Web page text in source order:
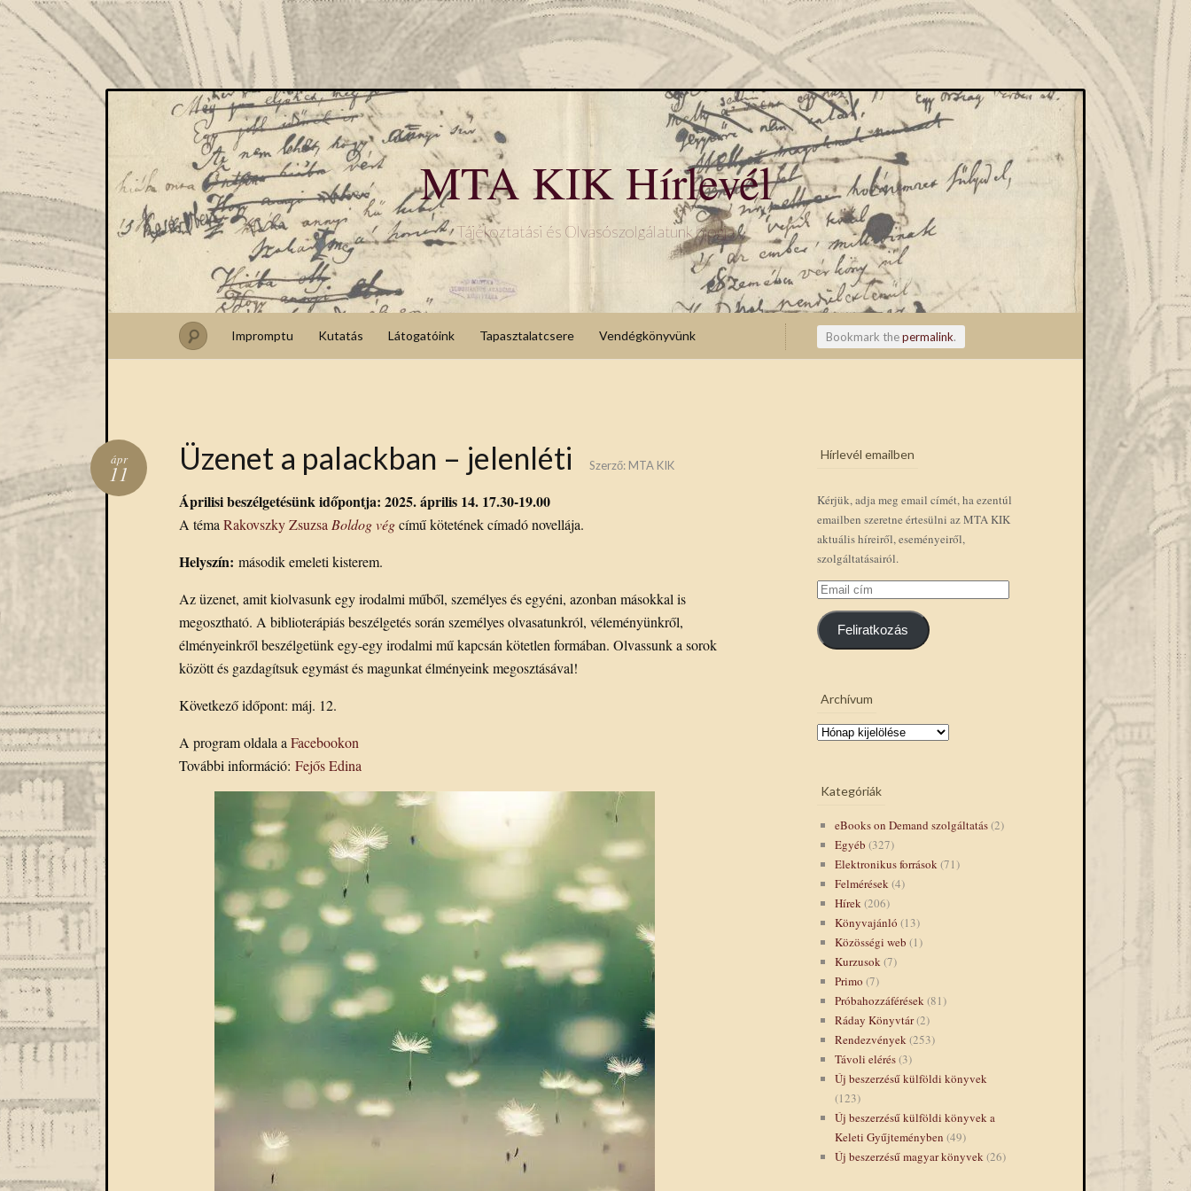
MTA KIK Hírlevél
Tájékoztatási és Olvasószolgálatunk blogja
Impromptu Kutatás Látogatóink Tapasztalatcsere Vendégkönyvünk Bookmark thepermalink.
Üzenet a palackban – jelenléti
ápr
11 Szerző: MTA KIK
Áprilisi beszélgetésünk időpontja: 2025. április 14. 17.30-19.00
A téma Rakovszky Zsuzsa Boldog végcímű kötetének címadó novellája.
Helyszín: második emeleti kisterem.
Az üzenet, amit kiolvasunk egy irodalmi műből, személyes és egyéni, azonban másokkal is
megosztható. A biblioterápiás beszélgetés során személyes olvasatunkról, véleményünkről,
élményeinkről beszélgetünk egy-egy irodalmi mű kapcsán kötetlen formában. Olvassunk a sorok
között és gazdagítsuk egymást és magunkat élményeink megosztásával!
Következő időpont: máj. 12.
A program oldala a Facebookon
További információ: Fejős Edina
Hírlevél emailben
Kérjük, adja meg email címét, ha ezentúl
emailben szeretne értesülni az MTA KIK
aktuális híreiről, eseményeiről,
szolgáltatásairól.
Email
cím
Feliratkozás
Archívum
Kategóriák
eBooks on Demand szolgáltatás(2)
Egyéb (327)
Elektronikus források(71)
Felmérések(4)
Hírek(206)
Könyvajánló (13)
Közösségi web (1)
Kurzusok(7)
Primo (7)
Próbahozzáférések(81)
Ráday Könyvtár(2)
Rendezvények(253)
Távoli elérés(3)
Új beszerzésű külföldi könyvek
(123)
Új beszerzésű külföldi könyvek a
Keleti Gyűjteményben (49)
Új beszerzésű magyar könyvek(26)